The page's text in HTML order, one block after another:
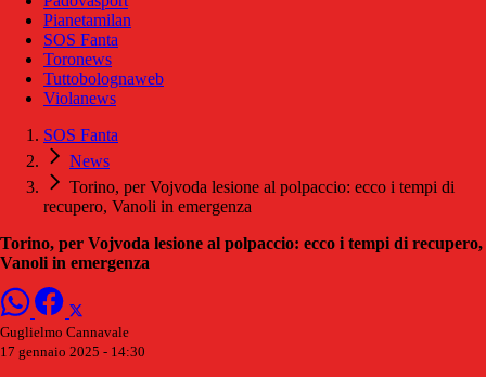
Pianetamilan
SOS Fanta
Toronews
Tuttobolognaweb
Violanews
SOS Fanta
News
Torino, per Vojvoda lesione al polpaccio: ecco i tempi di
recupero, Vanoli in emergenza
Torino, per Vojvoda lesione al polpaccio: ecco i tempi di recupero,
Vanoli in emergenza
Guglielmo Cannavale
17 gennaio 2025 - 14:30